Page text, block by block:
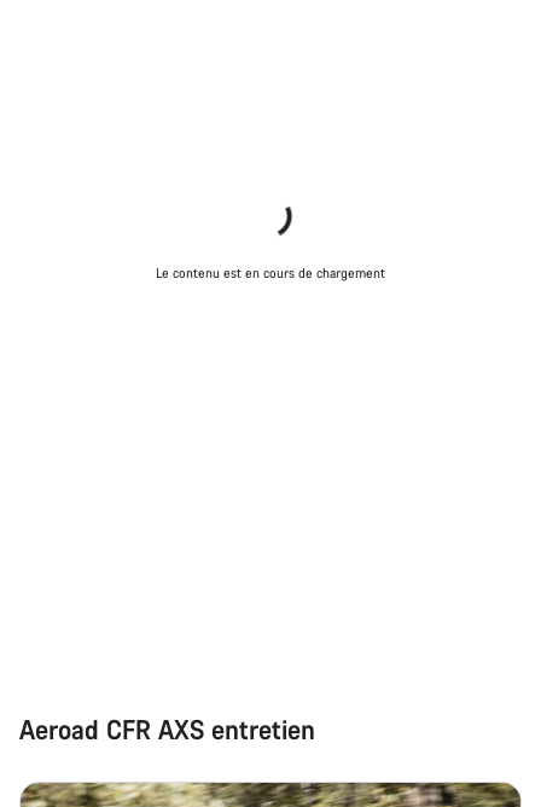
Le contenu est en cours de chargement
Aeroad CFR AXS entretien